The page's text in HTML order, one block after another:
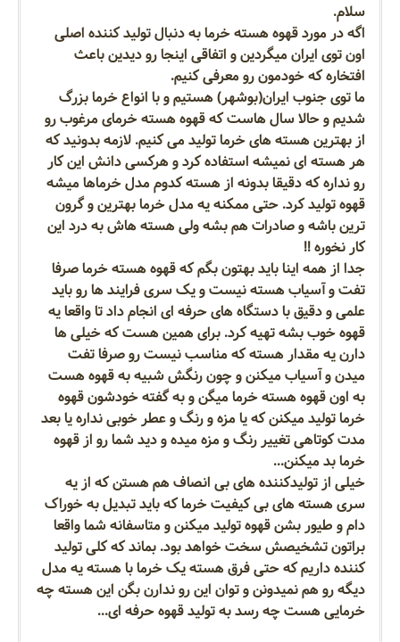
سلام.
اگه در مورد قهوه هسته خرما به دنبال تولید کننده اصلی
اون توی ایران میگردین و اتفاقی اینجا رو دیدین باعث
افتخاره که خودمون رو معرفی کنیم.
ما توی جنوب ایران(بوشهر) هستیم و با انواع خرما بزرگ
شدیم و حالا سال هاست که قهوه هسته خرمای مرغوب رو
از بهترین هسته های خرما تولید می کنیم. لازمه بدونید که
هر هسته ای نمیشه استفاده کرد و هرکسی دانش این کار
رو نداره که دقیقا بدونه از هسته کدوم مدل خرماها میشه
قهوه تولید کرد. حتی ممکنه یه مدل خرما بهترین و گرون
ترین باشه و صادرات هم بشه ولی هسته هاش به درد این
کار نخوره !!
جدا از همه اینا باید بهتون بگم که قهوه هسته خرما صرفا
تفت و آسیاب هسته نیست و یک سری فرایند ها رو باید
علمی و دقیق با دستگاه های حرفه ای انجام داد تا واقعا یه
قهوه خوب بشه تهیه کرد. برای همین هست که خیلی ها
دارن یه مقدار هسته که مناسب نیست رو صرفا تفت
میدن و آسیاب میکنن و چون رنگش شبیه به قهوه هست
به اون قهوه هسته خرما میگن و به گفته خودشون قهوه
خرما تولید میکنن که یا مزه و رنگ و عطر خوبی نداره یا بعد
مدت کوتاهی تغییر رنگ و مزه میده و دید شما رو از قهوه
خرما بد میکنن...
خیلی از تولیدکننده های بی انصاف هم هستن که از یه
سری هسته های بی کیفیت خرما که باید تبدیل به خوراک
دام و طیور بشن قهوه تولید میکنن و متاسفانه شما واقعا
براتون تشخیصش سخت خواهد بود. بماند که کلی تولید
کننده داریم که حتی فرق هسته یک خرما با هسته یه مدل
دیگه رو هم نمیدونن و توان این رو ندارن بگن این هسته چه
خرمایی هست چه رسد به تولید قهوه حرفه ای...